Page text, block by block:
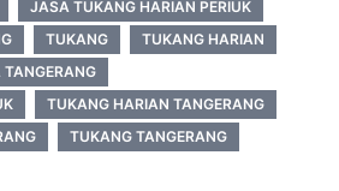
JASA TUKANG HARIAN PERIUK
TUKANG
TUKANG HARIAN
TUKANG HARIAN TANGERANG
TUKANG TANGERANG